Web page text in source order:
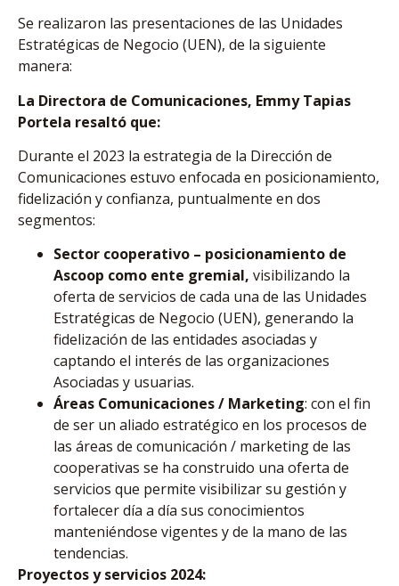
Se realizaron las presentaciones de las Unidades
Estratégicas de Negocio (UEN), de la siguiente
manera:
La Directora de Comunicaciones, Emmy Tapias
Portela resaltó que:
Durante el 2023 la estrategia de la Dirección de
Comunicaciones estuvo enfocada en posicionamiento,
fidelización y confianza, puntualmente en dos
segmentos:
Sector cooperativo – posicionamiento de
Ascoop como ente gremial, visibilizando la
oferta de servicios de cada una de las Unidades
Estratégicas de Negocio (UEN), generando la
fidelización de las entidades asociadas y
captando el interés de las organizaciones
Asociadas y usuarias.
Áreas Comunicaciones / Marketing: con el fin
de ser un aliado estratégico en los procesos de
las áreas de comunicación / marketing de las
cooperativas se ha construido una oferta de
servicios que permite visibilizar su gestión y
fortalecer día a día sus conocimientos
manteniéndose vigentes y de la mano de las
tendencias.
Proyectos y servicios 2024: